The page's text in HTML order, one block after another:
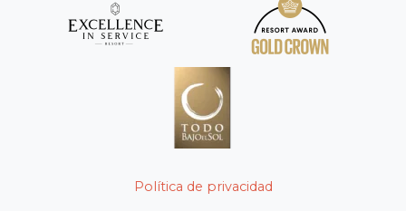
Política de privacidad